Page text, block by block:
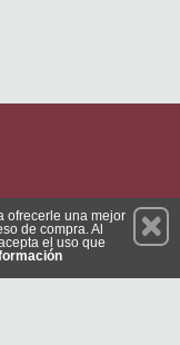
Suscríbete
ofrecerle una mejor
de compra. Al
el uso que